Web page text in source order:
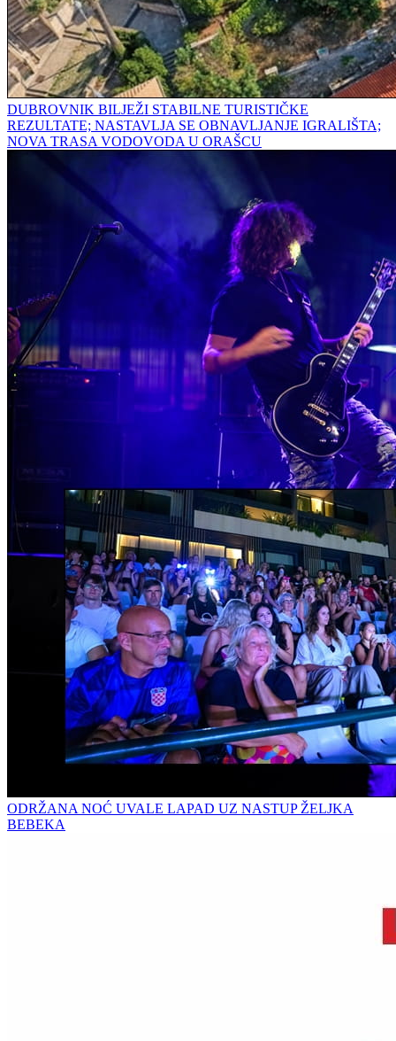
DUBROVNIK BILJEŽI STABILNE TURISTIČKE
REZULTATE; NASTAVLJA SE OBNAVLJANJE IGRALIŠTA;
NOVA TRASA VODOVODA U ORAŠCU
ODRŽANA NOĆ UVALE LAPAD UZ NASTUP ŽELJKA
BEBEKA